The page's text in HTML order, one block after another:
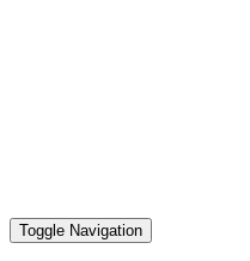
Toggle Navigation